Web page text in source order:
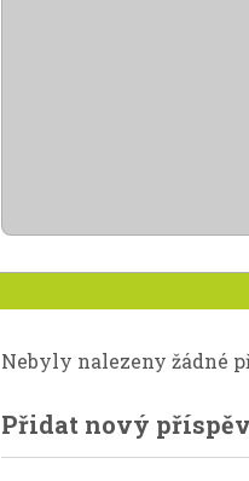
Nebyly nalezeny žádné
Přidat nový